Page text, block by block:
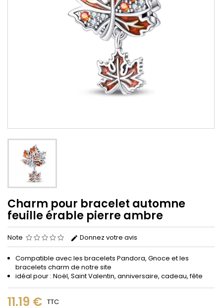
Charm pour bracelet automne
feuille érable pierre ambre
Note Donnez votre avis
Compatible avec les bracelets Pandora, Gnoce et les
bracelets charm de notre site
idéal pour : Noël, Saint Valentin, anniversaire, cadeau, fête
11,19 € TTC